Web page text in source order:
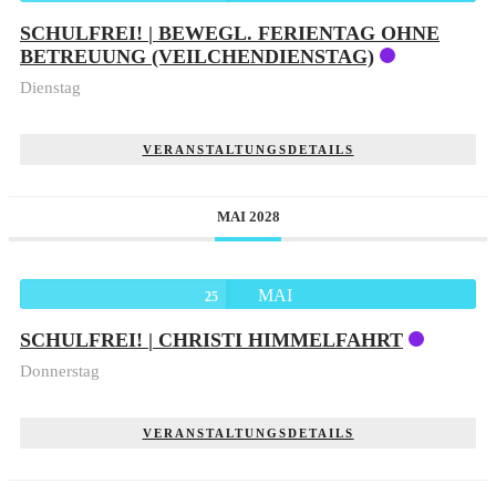
SCHULFREI! | BEWEGL. FERIENTAG OHNE
BETREUUNG (VEILCHENDIENSTAG)
Dienstag
VERANSTALTUNGSDETAILS
MAI 2028
25 MAI
SCHULFREI! | CHRISTI HIMMELFAHRT
Donnerstag
VERANSTALTUNGSDETAILS